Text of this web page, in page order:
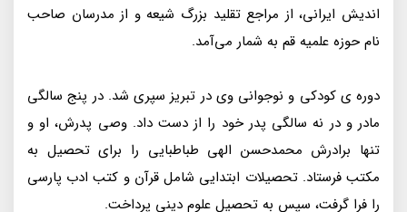
اندیش ایرانی، از مراجع تقلید بزرگ شیعه و از مدرسان صاحب
نام حوزه علمیه قم به شمار می‌آمد.
دوره ی کودکی و نوجوانی وی در تبریز سپری شد. در پنج سالگی
مادر و در نه سالگی پدر خود را از دست داد. وصی پدرش، او و
تنها برادرش محمدحسن الهی طباطبایی را برای تحصیل به
مکتب فرستاد. تحصیلات ابتدایی شامل قرآن و کتب ادب پارسی
را فرا گرفت، سپس به تحصیل علوم دینی پرداخت.